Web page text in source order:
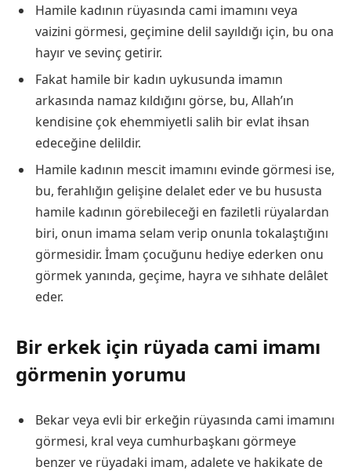
Hamile kadının rüyasında cami imamını veya
vaizini görmesi, geçimine delil sayıldığı için, bu ona
hayır ve sevinç getirir.
Fakat hamile bir kadın uykusunda imamın
arkasında namaz kıldığını görse, bu, Allah’ın
kendisine çok ehemmiyetli salih bir evlat ihsan
edeceğine delildir.
Hamile kadının mescit imamını evinde görmesi ise,
bu, ferahlığın gelişine delalet eder ve bu hususta
hamile kadının görebileceği en faziletli rüyalardan
biri, onun imama selam verip onunla tokalaştığını
görmesidir. İmam çocuğunu hediye ederken onu
görmek yanında, geçime, hayra ve sıhhate delâlet
eder.
Bir erkek için rüyada cami imamı
görmenin yorumu
Bekar veya evli bir erkeğin rüyasında cami imamını
görmesi, kral veya cumhurbaşkanı görmeye
benzer ve rüyadaki imam, adalete ve hakikate de